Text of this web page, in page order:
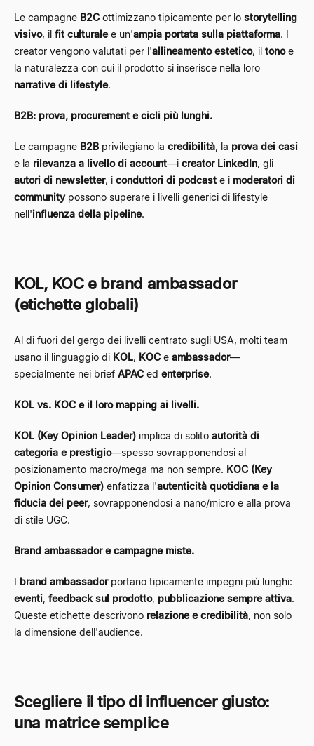
Le campagne B2C ottimizzano tipicamente per lo storytelling
visivo, il fit culturalee un'ampia portata sulla piattaforma. I
creator vengono valutati per l'allineamento estetico, il tonoe
la naturalezza con cui il prodotto si inserisce nella loro
narrative di lifestyle.
B2B: prova, procurement e cicli più lunghi.
Le campagne B2B privilegiano la credibilità, la prova dei casi
e la rilevanza a livello di account—i creator LinkedIn, gli
autori di newsletter, i conduttori di podcast e i moderatori di
communitypossono superare i livelli generici di lifestyle
nell'influenza della pipeline.
KOL, KOC e brand ambassador
(etichette globali)
Al di fuori del gergo dei livelli centrato sugli USA, molti team
usano il linguaggio di KOL, KOC e ambassador—
specialmente nei brief APAC ed enterprise.
KOL vs. KOC e il loro mapping ai livelli.
KOL (Key Opinion Leader) implica di solito autorità di
categoria e prestigio—spesso sovrapponendosi al
posizionamento macro/mega ma non sempre. KOC (Key
Opinion Consumer) enfatizza l'autenticità quotidiana e la
fiducia dei peer, sovrapponendosi a nano/micro e alla prova
di stile UGC.
Brand ambassador e campagne miste.
I brand ambassadorportano tipicamente impegni più lunghi:
eventi, feedback sul prodotto, pubblicazione sempre attiva.
Queste etichette descrivono relazione e credibilità, non solo
la dimensione dell'audience.
Scegliere il tipo di influencer giusto:
una matrice semplice